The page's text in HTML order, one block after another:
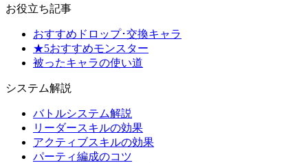
お役立ち記事
おすすめドロップ･交換キャラ
★5おすすめモンスター
被ったキャラの使い道
システム解説
バトルシステム解説
リーダースキルの効果
アクティブスキルの効果
パーティ編成のコツ